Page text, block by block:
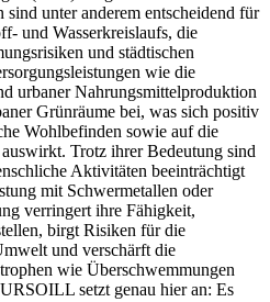
unter anderem entscheidend für
und Wasserkreislaufs, die
und städtischen
wie die
urbaner Nahrungsmittelproduktion
Grünräume bei, was sich positiv
Wohlbefinden sowie auf die
Trotz ihrer Bedeutung sind
Aktivitäten beeinträchtigt
mit Schwermetallen oder
verringert ihre Fähigkeit,
birgt Risiken für die
und verschärft die
wie Überschwemmungen
setzt genau hier an: Es